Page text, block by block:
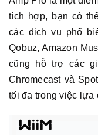
tích hợp, bạn có
các dịch vụ phổ
Qobuz, Amazon
cũng hỗ trợ các
Chromecast và
tối đa trong việc lựa